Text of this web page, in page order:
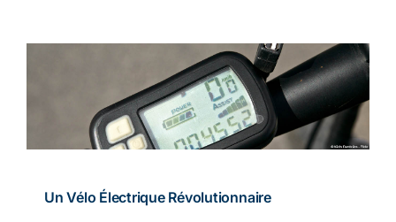
Un Vélo Électrique Révolutionnaire